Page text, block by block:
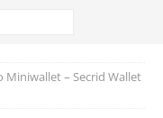
Miniwallet – Secrid Wallet